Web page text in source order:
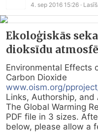
4. sep 2016 15:26 ·
Ekoloģiskās
dioksīdu
Environmental Effects
www.oism.org/
Links, Authorship, and
The Global Warming
PDF file in 3 sizes.
below, please allow a